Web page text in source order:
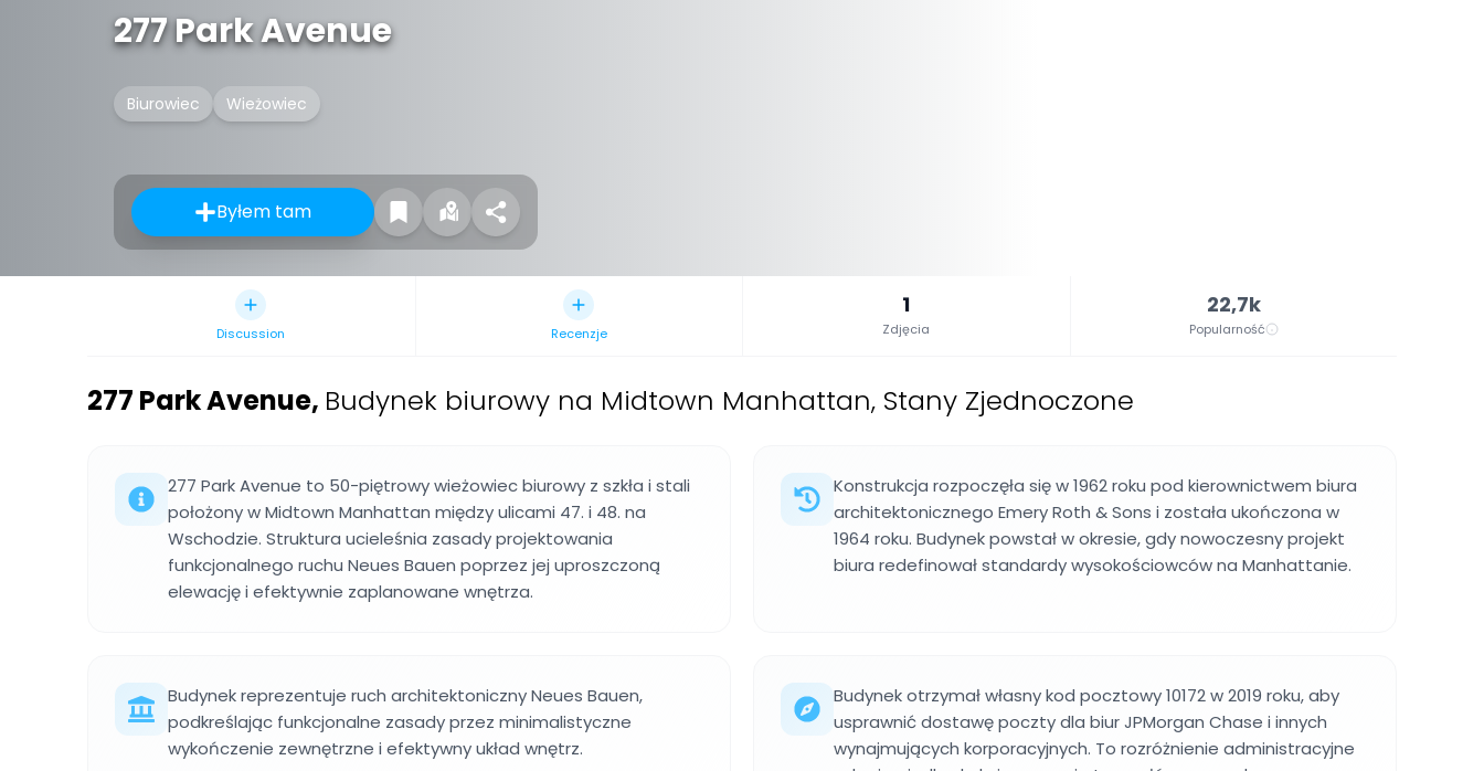
277 Park Avenue
Biurowiec Wieżowiec
Byłem tam
Discussion Recenzje
1
Zdjęcia
22,7k
Popularność
277 Park Avenue, Budynek biurowy na Midtown Manhattan, Stany Zjednoczone
277 Park Avenue to 50-piętrowy wieżowiec biurowy z szkła i stali
położony w Midtown Manhattan między ulicami 47. i 48. na
Wschodzie. Struktura ucieleśnia zasady projektowania
funkcjonalnego ruchu Neues Bauen poprzez jej uproszczoną
elewację i efektywnie zaplanowane wnętrza.
Konstrukcja rozpoczęła się w 1962 roku pod kierownictwem biura
architektonicznego Emery Roth & Sons i została ukończona w
1964 roku. Budynek powstał w okresie, gdy nowoczesny projekt
biura redefinował standardy wysokościowców na Manhattanie.
Budynek reprezentuje ruch architektoniczny Neues Bauen,
podkreślając funkcjonalne zasady przez minimalistyczne
wykończenie zewnętrzne i efektywny układ wnętrz.
Budynek otrzymał własny kod pocztowy 10172 w 2019 roku, aby
usprawnić dostawę poczty dla biur JPMorgan Chase i innych
wynajmujących korporacyjnych. To rozróżnienie administracyjne